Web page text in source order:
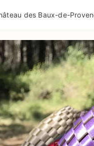
des Baux-de-
POLITIQUE